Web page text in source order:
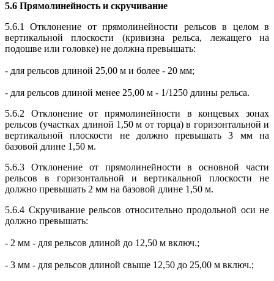
5.6 Прямолинейность и скручивание
5.6.1 Отклонение от прямолинейности рельсов в целом в
вертикальной плоскости (кривизна рельса, лежащего на
подошве или головке) не должна превышать:
- для рельсов длиной 25,00 м и более - 20 мм;
- для рельсов длиной менее 25,00 м - 1/1250 длины рельса.
5.6.2 Отклонение от прямолинейности в концевых зонах
рельсов (участках длиной 1,50 м от торца) в горизонтальной и
вертикальной плоскости не должно превышать 3 мм на
базовой длине 1,50 м.
5.6.3 Отклонение от прямолинейности в основной части
рельсов в горизонтальной и вертикальной плоскости не
должно превышать 2 мм на базовой длине 1,50 м.
5.6.4 Скручивание рельсов относительно продольной оси не
должно превышать:
- 2 мм - для рельсов длиной до 12,50 м включ.;
- 3 мм - для рельсов длиной свыше 12,50 до 25,00 м включ.;